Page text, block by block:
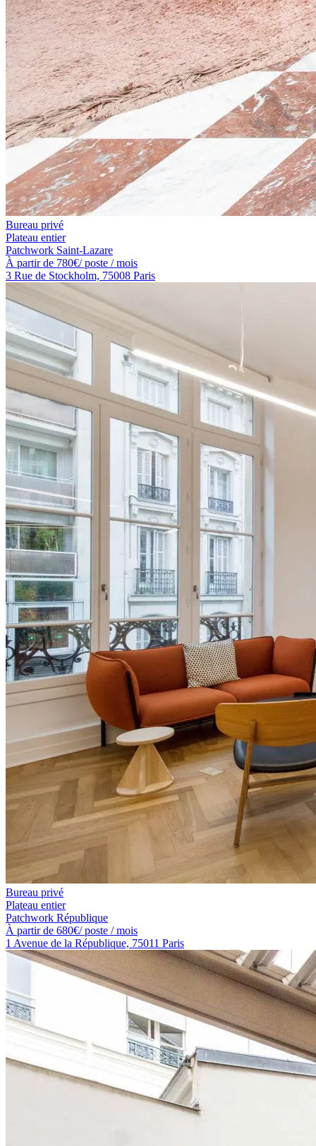
Bureau privé
Plateau entier
Patchwork Saint-Lazare
À partir de 780€/ poste / mois
3 Rue de Stockholm, 75008 Paris
Bureau privé
Plateau entier
Patchwork République
À partir de 680€/ poste / mois
1 Avenue de la République, 75011 Paris